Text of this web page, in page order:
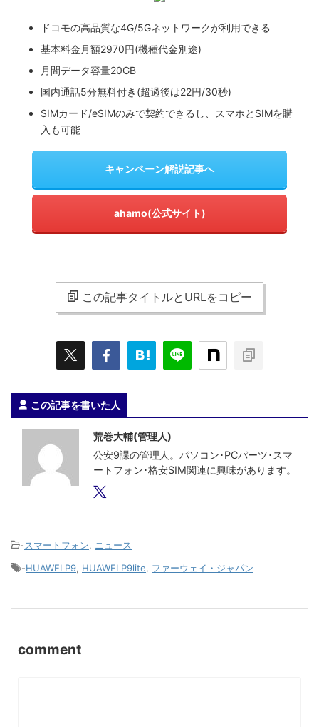
ドコモの高品質な4G/5Gネットワークが利用できる
基本料金月額2970円(機種代金別途)
月間データ容量20GB
国内通話5分無料付き(超過後は22円/30秒)
SIMカード/eSIMのみで契約できるし、スマホとSIMを購
入も可能
キャンペーン解説記事へ
ahamo(公式サイト)
この記事タイトルとURLをコピー
この記事を書いた人
荒巻大輔(管理人)
公安9課の管理人。パソコン･PCパーツ･スマ
ートフォン･格安SIM関連に興味があります。
-スマートフォン, ニュース
-HUAWEI P9, HUAWEI P9lite, ファーウェイ・ジャパン
comment